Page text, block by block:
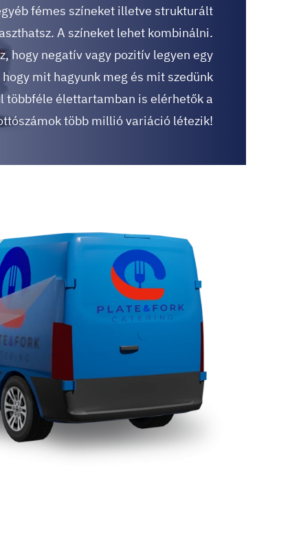
fémes színeket illetve strukturált
A színeket lehet kombinálni.
hogy negatív vagy pozitív legyen egy
mit hagyunk meg és mit szedünk
többféle élettartamban is elérhetők a
több millió variáció létezik!